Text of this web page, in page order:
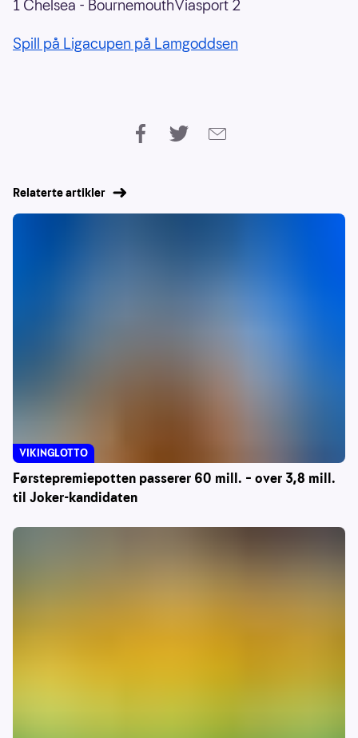
1 Chelsea - BournemouthViasport 2
Spill på Ligacupen på Lamgoddsen
Relaterte artikler
Førstepremiepotten passerer 60 mill. – over 3,8 mill.
til Joker-kandidaten
VIKINGLOTTO